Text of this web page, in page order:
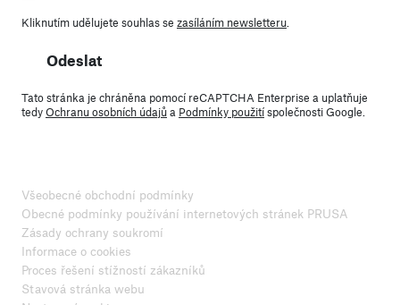
Kliknutím udělujete souhlas se zasíláním newsletteru
Odeslat
Tato stránka je chráněna pomocí reCAPTCHA Enterprise a uplatňuje
tedyOchranu osobních údajůa Podmínky použitíspolečnosti Google.
Všeobecné obchodní podmínky
Obecné podmínky používání internetových stránek PRUSA
Zásady ochrany soukromí
Informace o cookies
Proces řešení stížností zákazníků
Stavová stránka webu